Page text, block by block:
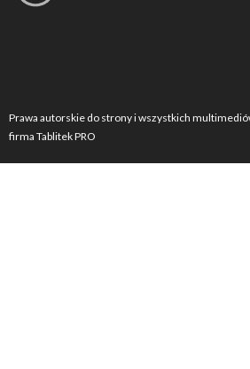
Prawa autorskie do strony i wszystkich
firma Tablitek PRO